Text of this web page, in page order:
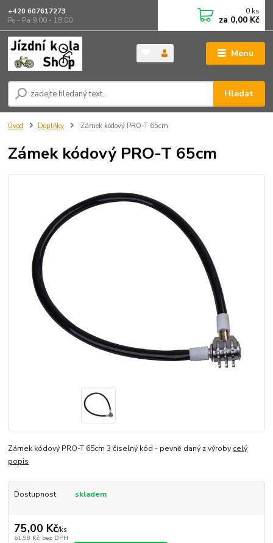
Menu
Hledat
+420 607617273
Po - Pá 9.00 - 18.00
0 ks
za 0,00 Kč
Úvod Doplňky Zámek kódový PRO-T 65cm
Zámek kódový PRO-T 65cm
Zámek kódový PRO-T 65cm 3 číselný kód - pevně daný z výroby celý
popis
Dostupnost skladem
75,00 Kč/ks
61,98 Kč bez DPH